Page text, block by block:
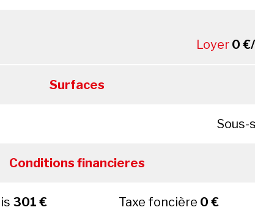
Loyer 0
Surfaces
Sous-
Conditions financieres
301 € Taxe foncière 0 €